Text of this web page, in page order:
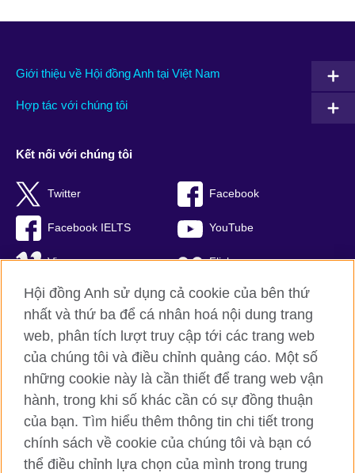
Giới thiệu về Hội đồng Anh tại Việt Nam
Hợp tác với chúng tôi
Kết nối với chúng tôi
Twitter Facebook
Facebook IELTS YouTube
Vimeo Flickr
RSS TikTok
Hội đồng Anh toàn cầu
Bảo mật thông tin và quy định sử dụng
Cookie
Sơ đồ trang
Hội đồng Anh sử dụng cả cookie của bên thứ
nhất và thứ ba để cá nhân hoá nội dung trang
web, phân tích lượt truy cập tới các trang web
của chúng tôi và điều chỉnh quảng cáo. Một số
những cookie này là cần thiết để trang web vận
hành, trong khi số khác cần có sự đồng thuận
của bạn. Tìm hiểu thêm thông tin chi tiết trong
chính sách về cookie của chúng tôi và bạn có
thể điều chỉnh lựa chọn của mình trong trung